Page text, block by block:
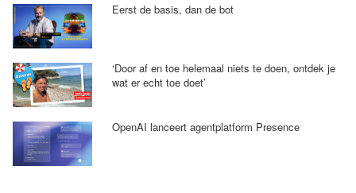
Eerst de basis, dan de bot
‘Door af en toe helemaal niets te doen, ontdek je
wat er echt toe doet’
OpenAI lanceert agentplatform Presence